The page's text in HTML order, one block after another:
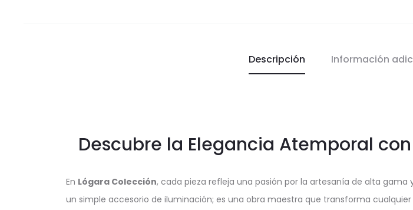
Descripción Información
Descubre la Elegancia Atemporal
En Lógara Colección, cada pieza refleja una pasión por la artesanía de alta gama
un simple accesorio de iluminación; es una obra maestra que transforma